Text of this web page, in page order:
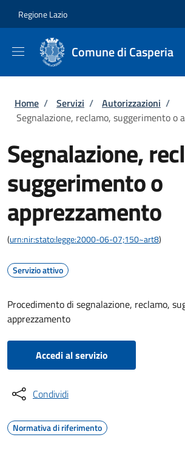
Regione Lazio
Comune di Casperia
Briciole di pane
Home / Servizi / Autorizzazioni /
Segnalazione, reclamo, suggerimento o
Segnalazione,
suggerimento o
apprezzamento
(urn:nir:stato:legge:2000-06-07;150~art8)
Servizio attivo
Procedimento di segnalazione, reclamo,
apprezzamento
Accedi al servizio
Condividi
Normativa di riferimento